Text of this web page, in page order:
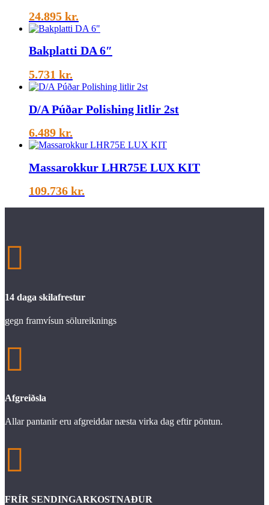
24.895 kr.
Bakplatti DA 6″
5.731 kr.
D/A Púðar Polishing litlir 2st
6.489 kr.
Massarokkur LHR75E LUX KIT
109.736 kr.

14 daga skilafrestur
gegn framvísun sölureiknings

Afgreiðsla
Allar pantanir eru afgreiddar næsta virka dag eftir pöntun.

FRÍR SENDINGARKOSTNAÐUR